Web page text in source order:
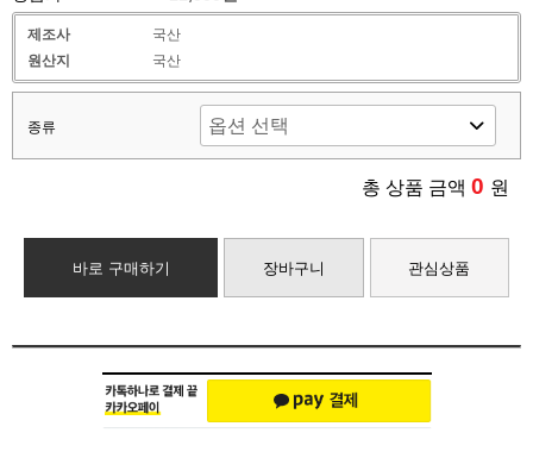
제조사
국산
원산지
국산
종류
총 상품 금액 0 원
바로 구매하기 장바구니 관심상품